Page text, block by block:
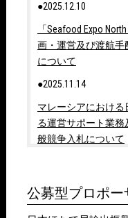
●2025.12.10
「Seafood Expo
画・運営及び渡航
について
●2025.11.14
マレーシアにおけ
る運営サポート業
般競争入札について
「Seafood Expo
営、商談斡旋及び渡
公募型プロポー